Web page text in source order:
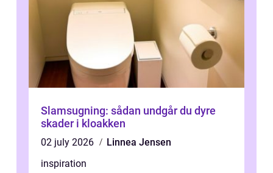
Slamsugning: sådan undgår du dyre
skader i kloakken
02 july 2026
Linnea Jensen
inspiration